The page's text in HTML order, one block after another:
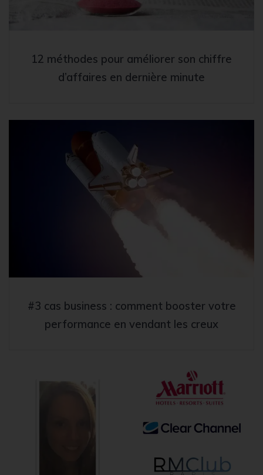
12 méthodes pour améliorer son chiffre
d’affaires en dernière minute
#3 cas business : comment booster votre
performance en vendant les creux